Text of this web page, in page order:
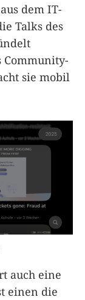
dem IT-
Talks des
Community-
sie mobil
auch eine
einen die